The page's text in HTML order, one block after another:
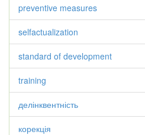
preventive measures
selfactualization
standard of development
training
делінквентність
корекція